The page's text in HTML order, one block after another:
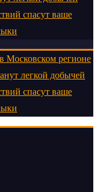
спасут ваше
Московском регионе
легкой добычей
спасут ваше